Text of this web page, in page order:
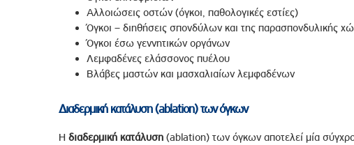
Αλλοιώσεις οστών (όγκοι, παθολογικές εστίες)
Όγκοι – διηθήσεις σπονδύλων και της παρασπονδυλικής
Όγκοι έσω γεννητικών οργάνων
Λεμφαδένες ελάσσονος πυέλου
Βλάβες μαστών και μασχαλιαίων λεμφαδένων
Διαδερμική κατάλυση (ablation) των όγκων
Η διαδερμική κατάλυση(ablation) των όγκων αποτελεί μία